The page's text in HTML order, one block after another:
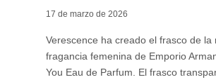
17 de marzo de 2026
Verescence ha creado el frasco de la
fragancia femenina de Emporio
You Eau de Parfum. El frasco